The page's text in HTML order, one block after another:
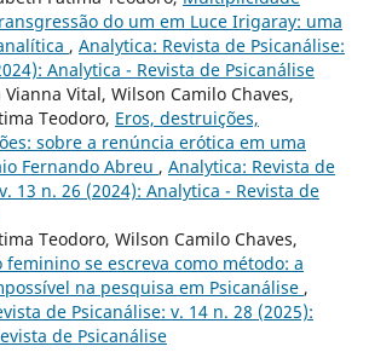
do um em Luce Irigaray: uma
, Analytica: Revista de Psicanálise:
Analytica - Revista de Psicanálise
Vital, Wilson Camilo Chaves,
Teodoro, Eros, destruições,
sobre a renúncia erótica em uma
Fernando Abreu , Analytica: Revista de
13 n. 26 (2024): Analytica - Revista de
Teodoro, Wilson Camilo Chaves,
feminino se escreva como método: a
na pesquisa em Psicanálise ,
de Psicanálise: v. 14 n. 28 (2025):
de Psicanálise